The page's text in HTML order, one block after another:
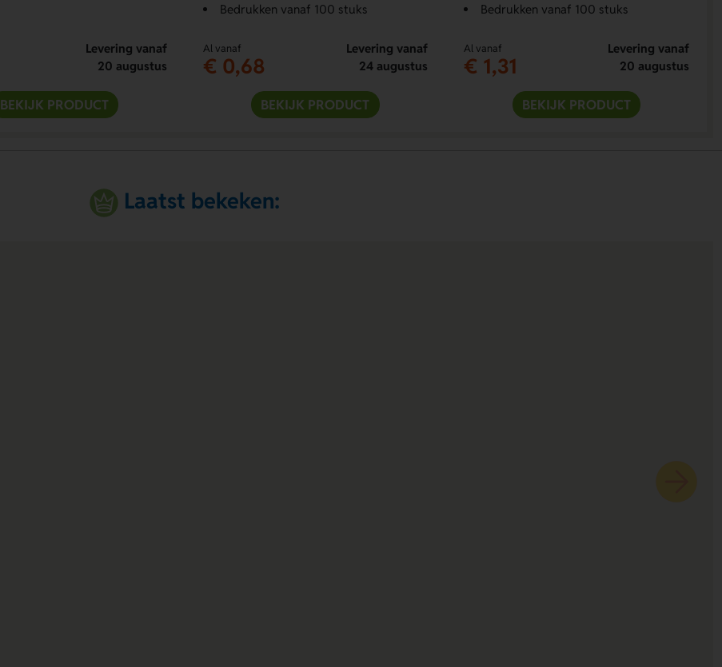
Levering vanaf
20 augustus
BEKIJK PRODUCT
Bedrukken vanaf 100 stuks
Al vanaf
€ 0,68
Levering vanaf
24 augustus
BEKIJK PRODUCT
Bedrukken vanaf 100 stuks
Al vanaf
€ 1,31
Levering vanaf
20 augustus
BEKIJK PRODUCT
Laatst bekeken: